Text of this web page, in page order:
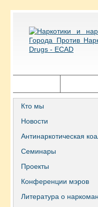
Кто мы
Новости
Антинаркотическая
Семинары
Проекты
Конференции мэров
Литература о